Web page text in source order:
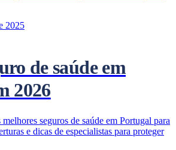
2025
de saúde em
2026
seguros de saúde em Portugal para
e dicas de especialistas para proteger